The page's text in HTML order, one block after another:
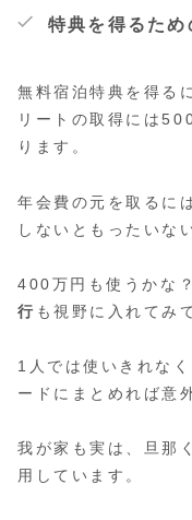
特典を得るた
無料宿泊特典を得る
リートの取得には
ります。
年会費の元を取るに
しないともったいな
400万円も使うかな
行 も視野に入れてみ
1人では使いきれな
ードにまとめれば意
我が家も実は、旦那
用しています。